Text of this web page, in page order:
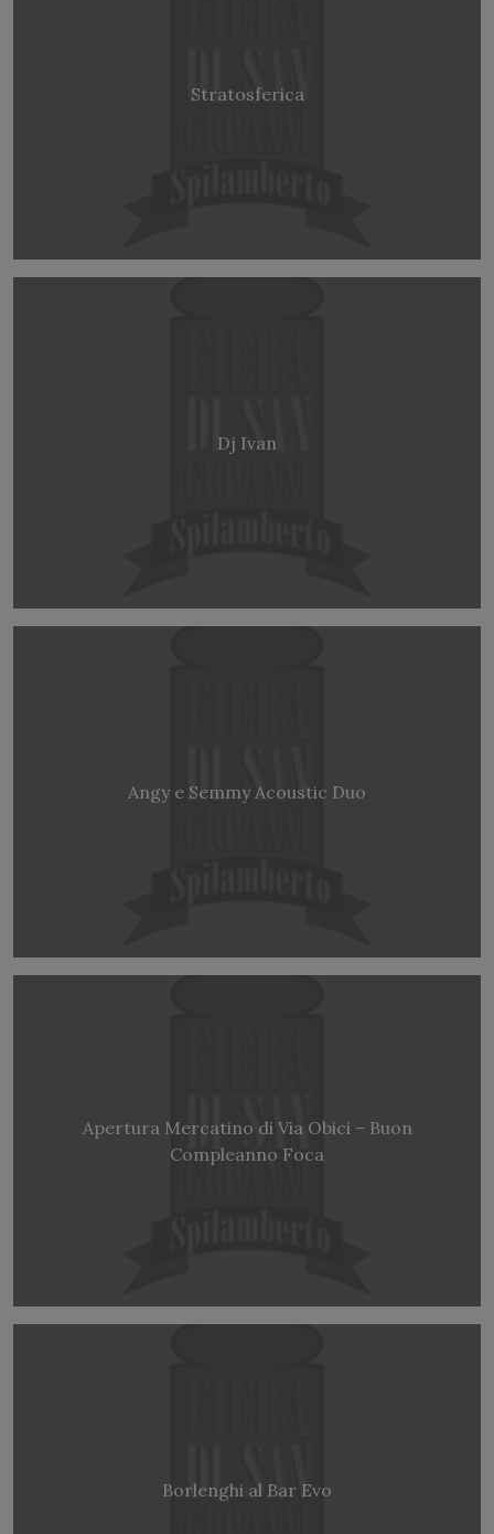
Stratosferica
Dj Ivan
Angy e Semmy Acoustic Duo
Apertura Mercatino di Via Obici – Buon
Compleanno Foca
Borlenghi al Bar Evo